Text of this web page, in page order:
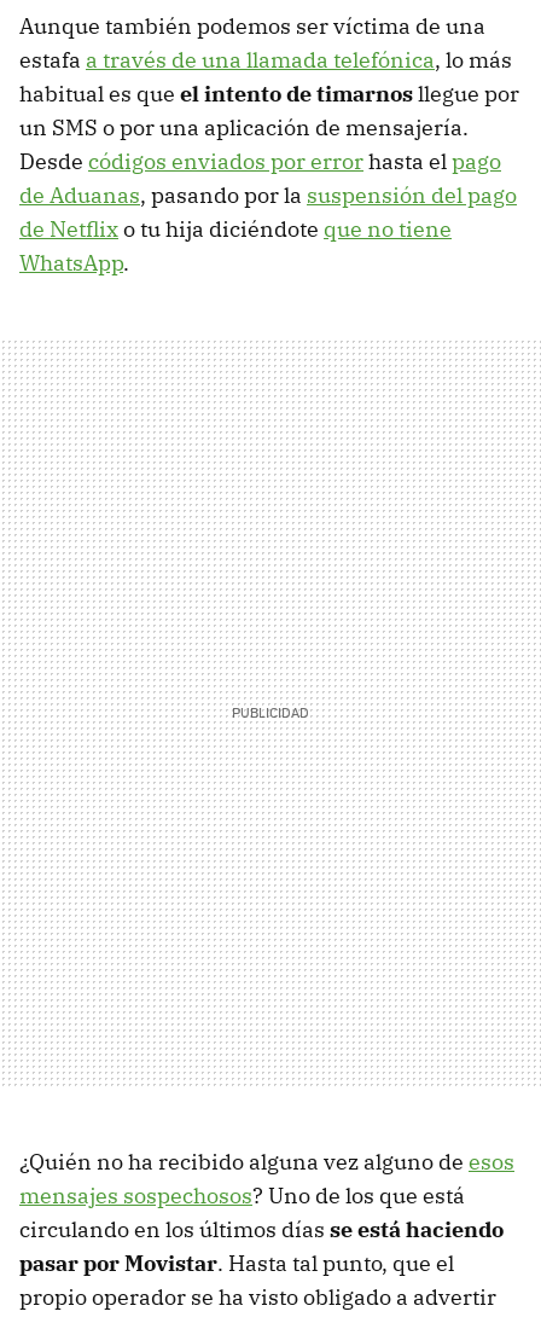
Aunque también podemos ser víctima de una
estafa a través de una llamada telefónica, lo más
habitual es que el intento de timarnosllegue por
un SMS o por una aplicación de mensajería.
Desde códigos enviados por errorhasta elpago
de Aduanas, pasando por la suspensión del pago
de Netflixo tu hija diciéndote que no tiene
WhatsApp.
¿Quién no ha recibido alguna vez alguno de esos
mensajes sospechosos? Uno de los que está
circulando en los últimos días se está haciendo
pasar por Movistar. Hasta tal punto, que el
propio operador se ha visto obligado a advertir